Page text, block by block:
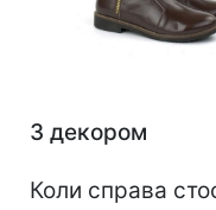
З декором
Коли справа